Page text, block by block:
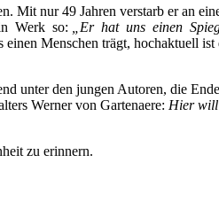
Mit nur 49 Jahren verstarb er an
Werk so:
„Er hat uns einen
Menschen trägt, hochaktuell
unter den jungen Autoren, die
Werner von Gartenaere: Hier will
zu erinnern.